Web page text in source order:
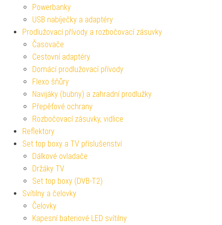
Powerbanky
USB nabíječky a adaptéry
Prodlužovací přívody a rozbočovací zásuvky
Časovače
Cestovní adaptéry
Domácí prodlužovací přívody
Flexo šňůry
Navijáky (bubny) a zahradní prodlužky
Přepěťové ochrany
Rozbočovací zásuvky, vidlice
Reflektory
Set top boxy a TV příslušenství
Dálkové ovladače
Držáky TV
Set top boxy (DVB-T2)
Svítilny a čelovky
Čelovky
Kapesní bateriové LED svítilny